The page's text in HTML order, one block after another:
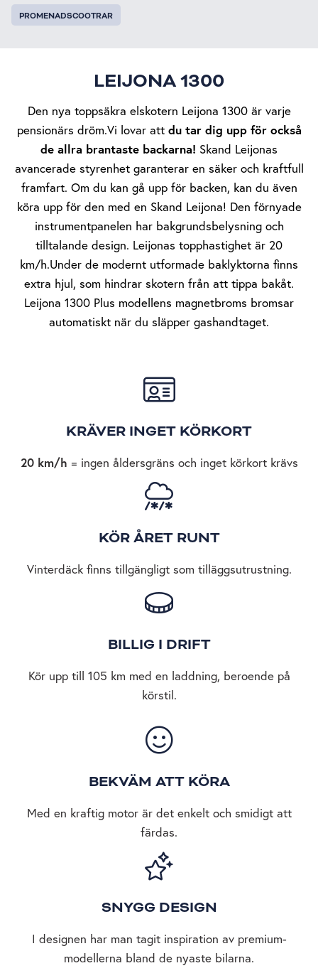
PROMENADSCOOTRAR
LEIJONA 1300
Den nya toppsäkra elskotern Leijona 1300 är varje
pensionärs dröm.Vi lovar att du tar dig upp för också
de allra brantaste backarna! Skand Leijonas
avancerade styrenhet garanterar en säker och kraftfull
framfart. Om du kan gå upp för backen, kan du även
köra upp för den med en Skand Leijona! Den förnyade
instrumentpanelen har bakgrundsbelysning och
tilltalande design. Leijonas topphastighet är 20
km/h.Under de modernt utformade baklyktorna finns
extra hjul, som hindrar skotern från att tippa bakåt.
Leijona 1300 Plus modellens magnetbroms bromsar
automatiskt när du släpper gashandtaget.
KRÄVER INGET KÖRKORT
20 km/h = ingen åldersgräns och inget körkort krävs
KÖR ÅRET RUNT
Vinterdäck finns tillgängligt som tilläggsutrustning.
BILLIG I DRIFT
Kör upp till 105 km med en laddning, beroende på
körstil.
BEKVÄM ATT KÖRA
Med en kraftig motor är det enkelt och smidigt att
färdas.
SNYGG DESIGN
I designen har man tagit inspiration av premium-
modellerna bland de nyaste bilarna.